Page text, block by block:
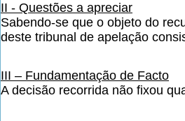
II - Questões a apreciar
Sabendo-se que o objeto do
deste tribunal de apelação
III – Fundamentação de Facto
A decisão recorrida não fixou